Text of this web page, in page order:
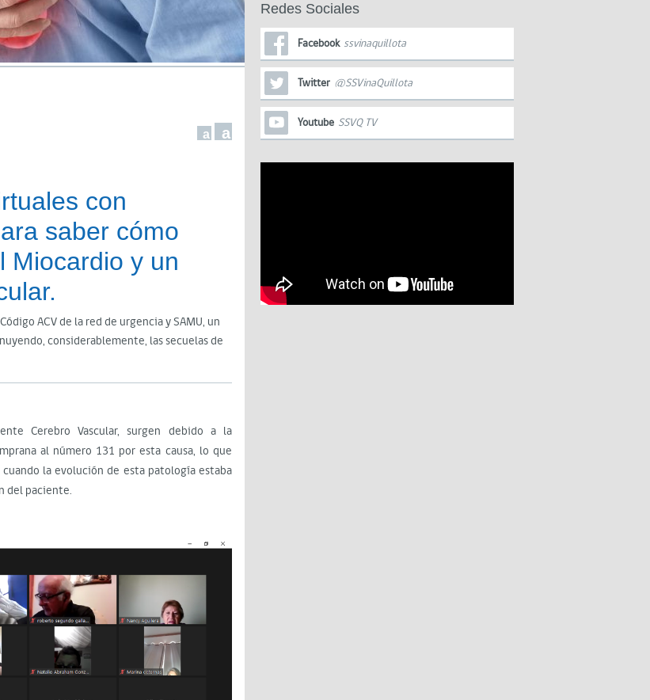
a a
con
saber cómo
Miocardio y un
ACV de la red de urgencia y SAMU, un
considerablemente, las secuelas de
Cerebro Vascular, surgen debido a la
al número 131 por esta causa, lo que
la evolución de esta patología estaba
del paciente.
Redes Sociales
Facebook ssvinaquillota
Twitter @SSVinaQuillota
Youtube SSVQ TV